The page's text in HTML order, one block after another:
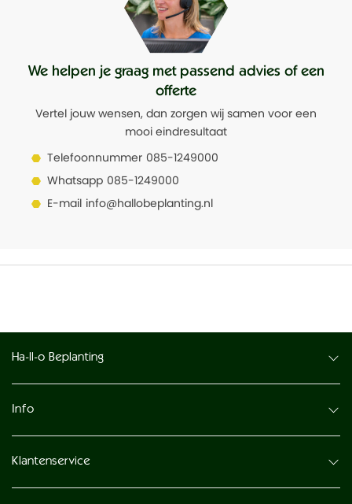
Nee
We helpen je graag met passend advies of een
offerte
Vertel jouw wensen, dan zorgen wij samen voor een
mooi eindresultaat
Telefoonnummer 085-1249000
Whatsapp 085-1249000
E-mail info@hallobeplanting.nl
Ha-ll-o Beplanting
Info
Klantenservice